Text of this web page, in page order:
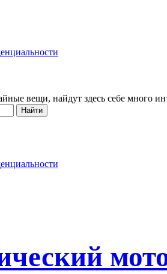
вещи, найдут здесь себе много